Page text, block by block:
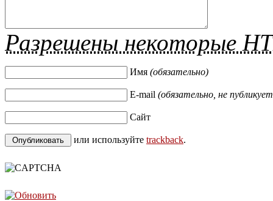
Разрешены некоторые
Имя (обязательно)
E-mail (обязательно, не
Сайт
или используйте trackback.